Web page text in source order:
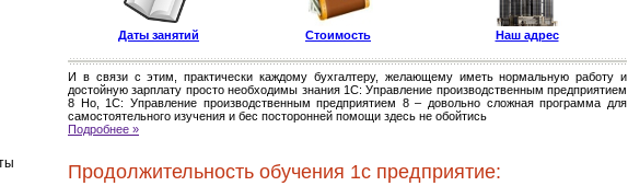
Даты занятий Стоимость Наш адрес
И в связи с этим, практически каждому бухгалтеру, желающему иметь нормальную работу и
достойную зарплату просто необходимы знания 1С: Управление производственным предприятием
8 Но, 1С: Управление производственным предприятием 8 – довольно сложная программа для
самостоятельного изучения и бес посторонней помощи здесь не обойтись
Подробнее »
Продолжительность обучения 1с предприятие: